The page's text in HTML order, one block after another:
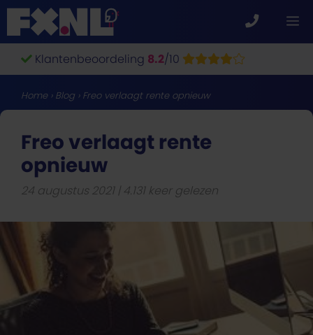
Ga
naar
de
inhoudKlantenbeoordeling 8.2/10
Home› Blog › Freo verlaagt rente opnieuw
Freo verlaagt rente
opnieuw
24 augustus 2021 4.131 keer gelezen